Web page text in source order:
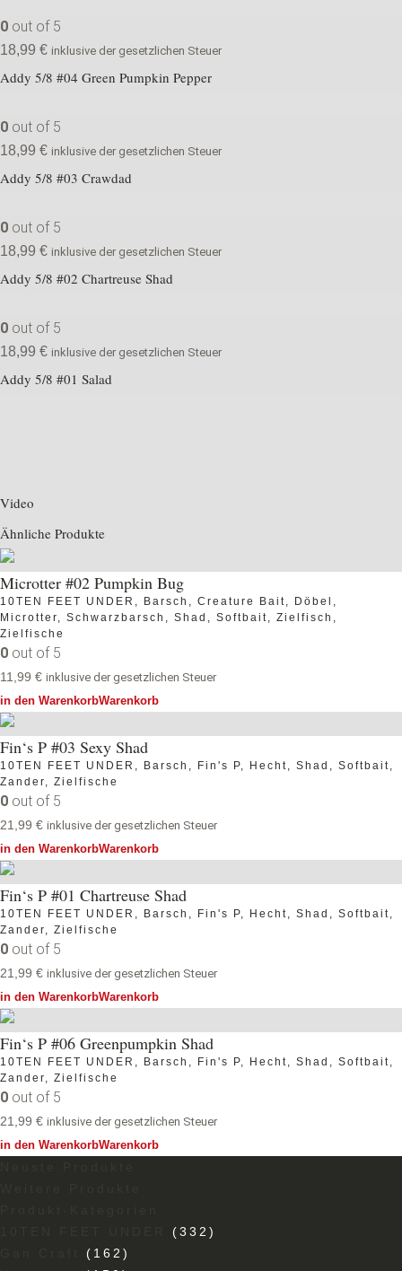
0 out of 5
18,99 € inklusive der gesetzlichen Steuer
Addy 5/8 #04 Green Pumpkin Pepper
0 out of 5
18,99 € inklusive der gesetzlichen Steuer
Addy 5/8 #03 Crawdad
0 out of 5
18,99 € inklusive der gesetzlichen Steuer
Addy 5/8 #02 Chartreuse Shad
0 out of 5
18,99 € inklusive der gesetzlichen Steuer
Addy 5/8 #01 Salad
Video
Ähnliche Produkte
Microtter #02 Pumpkin Bug
10TEN FEET UNDER , Barsch , Creature Bait, Döbel ,
Microtter, Schwarzbarsch , Shad , Softbait, Zielfisch ,
Zielfische
0 out of 5
11,99 € inklusive der gesetzlichen Steuer
in den WarenkorbWarenkorb
Fin‘s P #03 Sexy Shad
10TEN FEET UNDER , Barsch , Fin's P, Hecht, Shad , Softbait,
Zander, Zielfische
0 out of 5
21,99 € inklusive der gesetzlichen Steuer
in den WarenkorbWarenkorb
Fin‘s P #01 Chartreuse Shad
10TEN FEET UNDER , Barsch , Fin's P, Hecht, Shad , Softbait,
Zander, Zielfische
0 out of 5
21,99 € inklusive der gesetzlichen Steuer
in den WarenkorbWarenkorb
Fin‘s P #06 Greenpumpkin Shad
10TEN FEET UNDER Barsch Fin's P Hecht Shad Softbait
Zander
Zielfische
0 out of 5
21,99 € inklusive der gesetzlichen Steuer
in den WarenkorbWarenkorb
(332)
(162)